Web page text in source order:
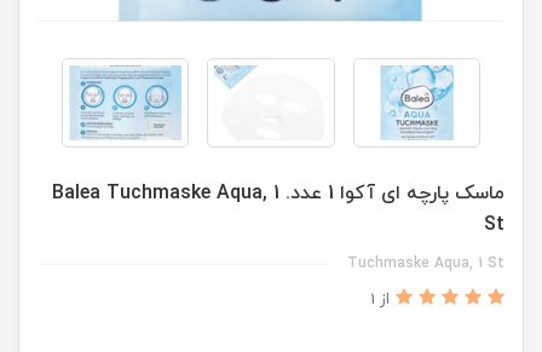
ماسک پارچه ای آکوا 1 عدد. Balea Tuchmaske Aqua, 1
St
Tuchmaske Aqua, 1 St
از 1